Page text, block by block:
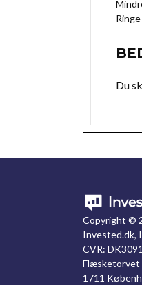
Ringe
Du
Copyright ©
Invested.dk,
CVR:
Flæsketorvet
1711